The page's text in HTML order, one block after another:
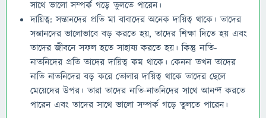
সাথে ভালো সম্পর্ক গড়ে তুলতে পারেন।
দায়িত্ব: সন্তানদের প্রতি মা বাবাদের অনেক দায়িত্ব থাকে। তাদের
সন্তানদের ভালোভাবে বড় করতে হয়, তাদের শিক্ষা দিতে হয় এবং
তাদের জীবনে সফল হতে সাহায্য করতে হয়। কিন্তু নাতি-
নাতনিদের প্রতি তাদের দায়িত্ব কম থাকে। কেননা তখন তাদের
নাতি নাতনিদের বড় করে তোলার দায়িত্ব থাকে তাদের ছেলে
মেয়েদের উপর। তারা তাদের নাতি-নাতনিদের সাথে আনন্দ করতে
পারেন এবং তাদের সাথে ভালো সম্পর্ক গড়ে তুলতে পারেন।